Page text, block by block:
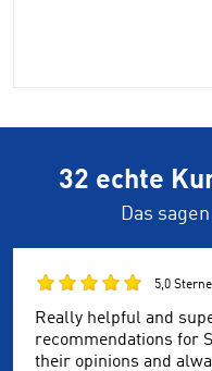
32 echte
Das
5,0 Sterne
Really helpful and
recommendations for
their opinions and